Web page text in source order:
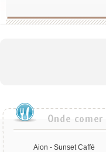
Aion - Sunset Caffé